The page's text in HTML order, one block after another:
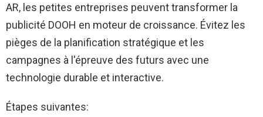
AR, les petites entreprises peuvent transformer la
publicité DOOH en moteur de croissance. Évitez les
pièges de la planification stratégique et les
campagnes à l'épreuve des futurs avec une
technologie durable et interactive.
Étapes suivantes: